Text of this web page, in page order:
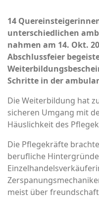
14
unterschiedlichen
nahmen am 14. Okt.
Abschlussfeier
Schritte in der
Die Weiterbildung hat
sicheren Umgang mit
Häuslichkeit des
Die Pflegekräfte
berufliche
meist über